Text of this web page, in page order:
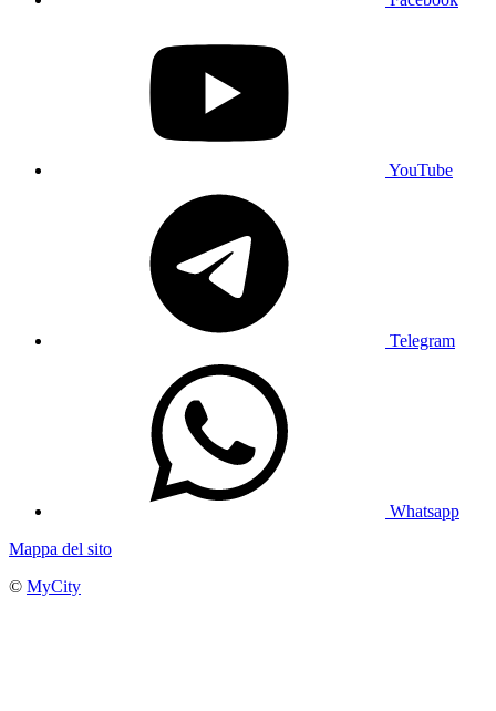
YouTube
Telegram
Whatsapp
Mappa del sito
© MyCity